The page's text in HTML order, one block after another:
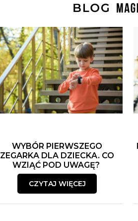
WYBÓR PIERWSZEGO
ZEGARKA DLA DZIECKA. CO
WZIĄĆ POD UWAGĘ?
CZYTAJ WIĘCEJ